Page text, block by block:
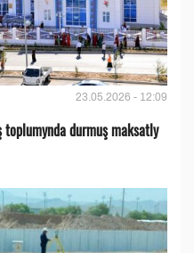
23.05.2026 - 12:09
toplumynda durmuş maksatly